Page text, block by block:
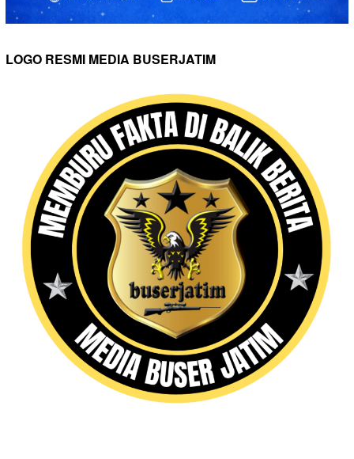
LOGO RESMI MEDIA BUSERJATIM